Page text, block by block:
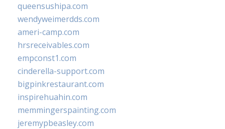
queensushipa.com
wendyweimerdds.com
ameri-camp.com
hrsreceivables.com
empconst1.com
cinderella-support.com
bigpinkrestaurant.com
inspirehuahin.com
memmingerspainting.com
jeremypbeasley.com